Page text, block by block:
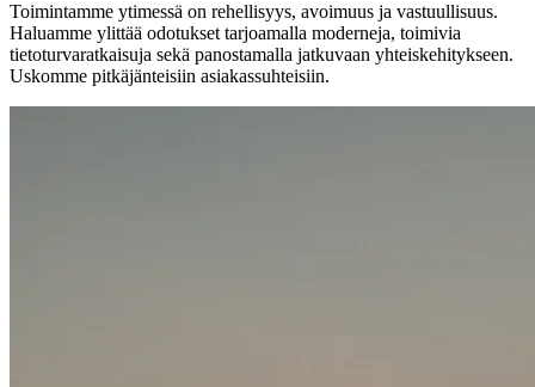
Toimintamme ytimessä on rehellisyys, avoimuus ja vastuullisuus.
Haluamme ylittää odotukset tarjoamalla moderneja, toimivia
tietoturvaratkaisuja sekä panostamalla jatkuvaan yhteiskehitykseen.
Uskomme pitkäjänteisiin asiakassuhteisiin.